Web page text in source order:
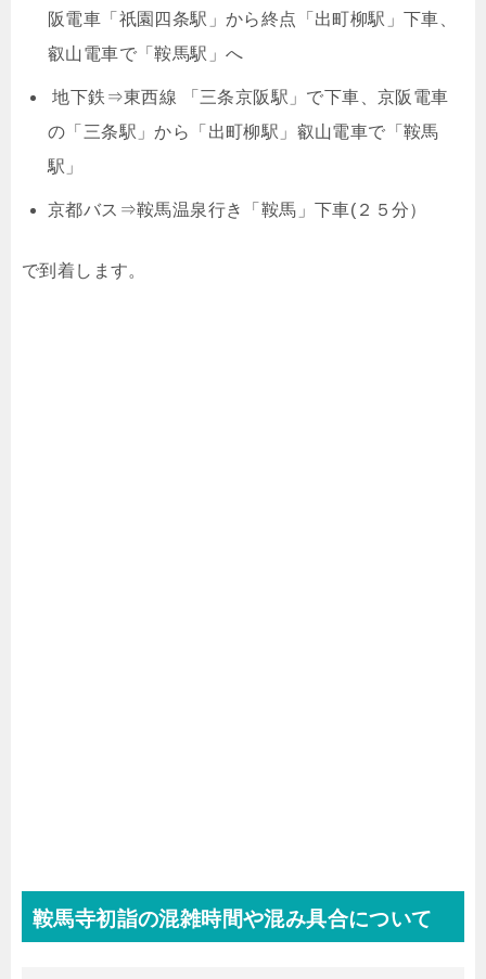
阪電車「祇園四条駅」から終点「出町柳駅」下車、
叡山電車で「鞍馬駅」へ
地下鉄⇒東西線 「三条京阪駅」で下車、京阪電車
の「三条駅」から「出町柳駅」叡山電車で「鞍馬
駅」
京都バス⇒鞍馬温泉行き「鞍馬」下車(２５分）
で到着します。
鞍馬寺初詣の混雑時間や混み具合について